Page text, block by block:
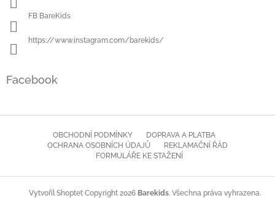
FB BareKids
https://www.instagram.com/barekids/
Facebook
OBCHODNÍ PODMÍNKY
DOPRAVA A PLATBA
OCHRANA OSOBNÍCH ÚDAJŮ
REKLAMAČNÍ ŘÁD
FORMULÁŘE KE STAŽENÍ
Vytvořil Shoptet Copyright 2026 Barekids. Všechna práva vyhrazena.